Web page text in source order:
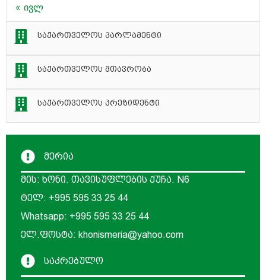
« ივლ
საქართველოს პარლამენტი
საქართველოს მთავრობა
საქართველოს პრეზიდენტი
მერია
მის: ხონი. თავისუფლების ქუჩა. N6
ტელ: +995 595 33 25 44
Whatsapp: +995 595 33 25 44
ელ.ფოსტა: khonismeria@yahoo.com
საკრებულო